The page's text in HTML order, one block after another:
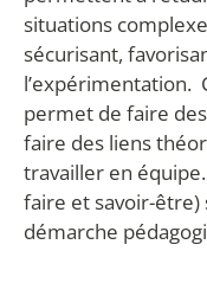
situations
sécurisant,
l’expérimentation.
permet de faire
faire des liens
travailler en
faire et savoir-être)
démarche